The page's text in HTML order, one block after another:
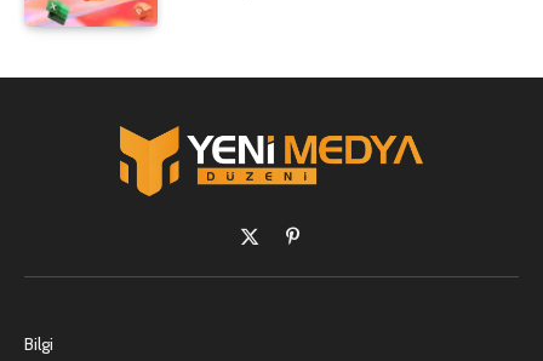
X
(Twitter)
Pinterest'in
Bilgi